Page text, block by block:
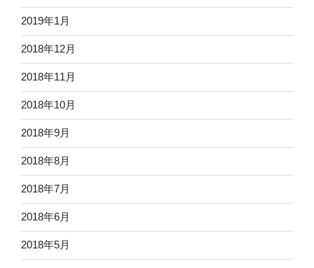
2019年1月
2018年12月
2018年11月
2018年10月
2018年9月
2018年8月
2018年7月
2018年6月
2018年5月